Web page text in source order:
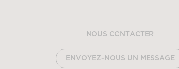
NOUS CONTACTER
ENVOYEZ-NOUS UN MESSAGE